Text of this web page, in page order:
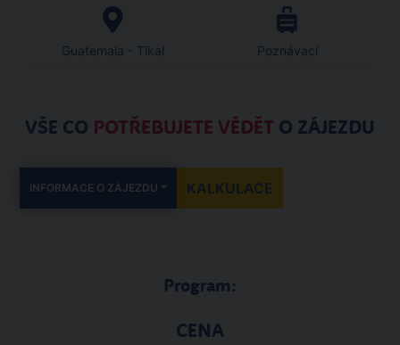
Guatemala - Tikal Poznávací
VŠE CO POTŘEBUJETE VĚDĚT O ZÁJEZDU
INFORMACE O ZÁJEZDU KALKULACE
Program:
CENA